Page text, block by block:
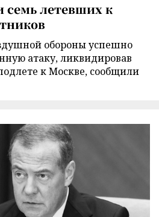
летевших к
обороны успешно
атаку, ликвидировав
к Москве, сообщили